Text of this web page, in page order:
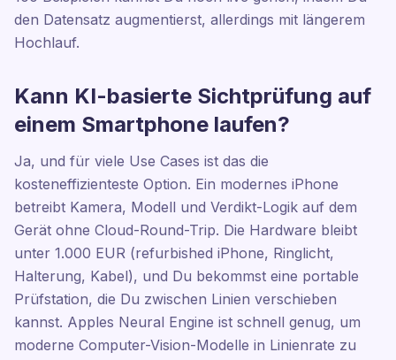
den Datensatz augmentierst, allerdings mit längerem
Hochlauf.
Kann KI-basierte Sichtprüfung auf
einem Smartphone laufen?
Ja, und für viele Use Cases ist das die
kosteneffizienteste Option. Ein modernes iPhone
betreibt Kamera, Modell und Verdikt-Logik auf dem
Gerät ohne Cloud-Round-Trip. Die Hardware bleibt
unter 1.000 EUR (refurbished iPhone, Ringlicht,
Halterung, Kabel), und Du bekommst eine portable
Prüfstation, die Du zwischen Linien verschieben
kannst. Apples Neural Engine ist schnell genug, um
moderne Computer-Vision-Modelle in Linienrate zu